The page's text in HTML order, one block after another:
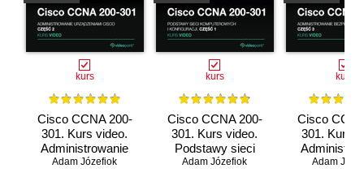
kurs
Cisco CCNA 200-
301. Kurs video.
Administrowanie
urządzeniami Cisco
Adam Józefiok
kurs
Cisco CCNA 200-
301. Kurs video.
Podstawy sieci
komputerowych i
Adam Józefiok
kurs
Cisco
301. Kurs
Adam